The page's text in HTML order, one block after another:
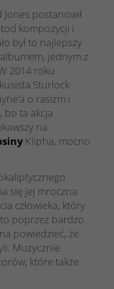
Jones postanowił
kompozycji i
był to najlepszy
jednym z
2014 roku
Sturlock
o rasizm i
bo ta akcja
na
Klipha, mocno
się jej mroczna
człowieka, który
poprzez bardzo
powiedzieć, że
Muzycznie
które także